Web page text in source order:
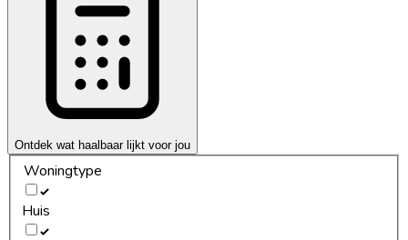
Ontdek wat haalbaar lijkt voor jou
Woningtype
Huis